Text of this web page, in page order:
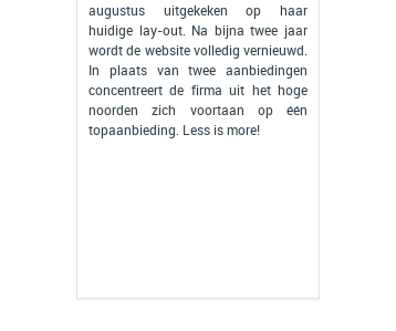
augustus uitgekeken op haar
huidige lay-out. Na bijna twee jaar
wordt de website volledig vernieuwd.
In plaats van twee aanbiedingen
concentreert de firma uit het hoge
noorden zich voortaan op één
topaanbieding. Less is more!